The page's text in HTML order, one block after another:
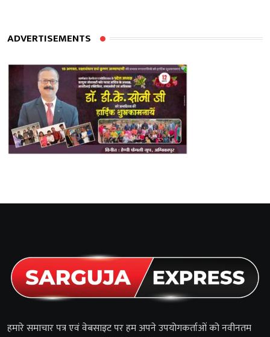
ADVERTISEMENTS
हमारे समाचार पत्र एवं वेबसाइट पर हम अपने उपयोगकर्ताओं को नवीनतम